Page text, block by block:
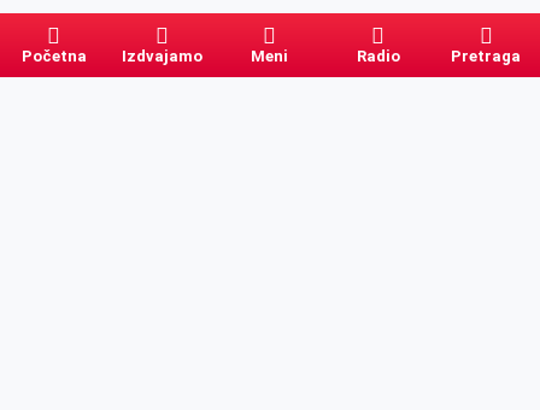
Početna Izdvajamo Meni Radio Pretraga